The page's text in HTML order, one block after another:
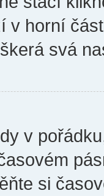
v horní
svá
v
si